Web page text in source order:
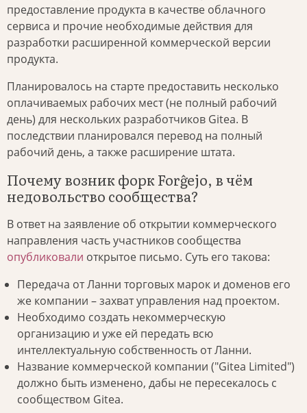
предоставление продукта в качестве облачного
сервиса и прочие необходимые действия для
разработки расширенной коммерческой версии
продукта.
Планировалось на старте предоставить несколько
оплачиваемых рабочих мест (не полный рабочий
день) для нескольких разработчиков Gitea. В
последствии планировался перевод на полный
рабочий день, а также расширение штата.
Почему возник форк Forĝejo, в чём
недовольство сообщества?
В ответ на заявление об открытии коммерческого
направления часть участников сообщества
опубликовали открытое письмо. Суть его такова:
Передача от Ланни торговых марок и доменов его
же компании – захват управления над проектом.
Необходимо создать некоммерческую
организацию и уже ей передать всю
интеллектуальную собственность от Ланни.
Название коммерческой компании ("Gitea Limited")
должно быть изменено, дабы не пересекалось с
сообществом Gitea.